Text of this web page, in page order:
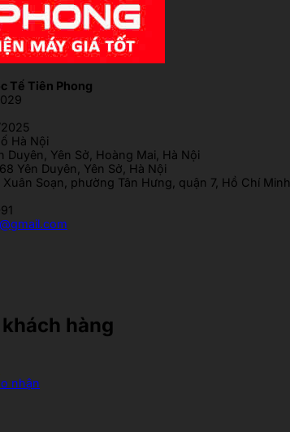
Tế Tiên Phong
Hà Nội
Duyên, Yên Sở, Hoàng Mai, Hà Nội
Yên Duyên, Yên Sở, Hà Nội
Soạn, phường Tân Hưng, quận 7, Hồ Chí Minh
hàng
nhận